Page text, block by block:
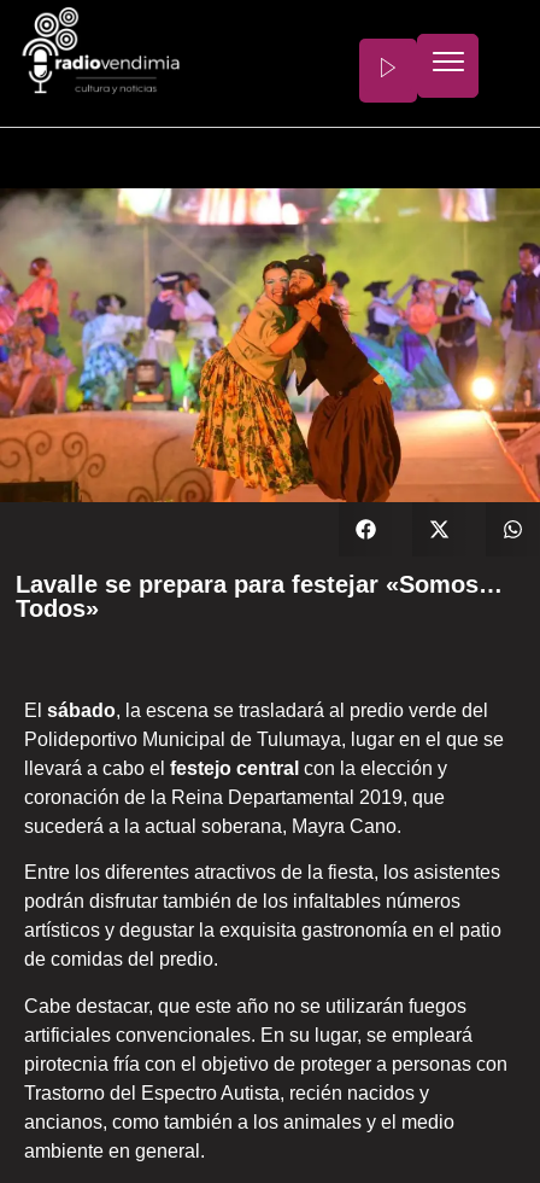
Lavalle se prepara para festejar «Somos…
Todos»
El sábado, la escena se trasladará al predio verde del
Polideportivo Municipal de Tulumaya, lugar en el que se
llevará a cabo el festejo central con la elección y
coronación de la Reina Departamental 2019, que
sucederá a la actual soberana, Mayra Cano.
Entre los diferentes atractivos de la fiesta, los asistentes
podrán disfrutar también de los infaltables números
artísticos y degustar la exquisita gastronomía en el patio
de comidas del predio.
Cabe destacar, que este año no se utilizarán fuegos
artificiales convencionales. En su lugar, se empleará
pirotecnia fría con el objetivo de proteger a personas con
Trastorno del Espectro Autista, recién nacidos y
ancianos, como también a los animales y el medio
ambiente en general.